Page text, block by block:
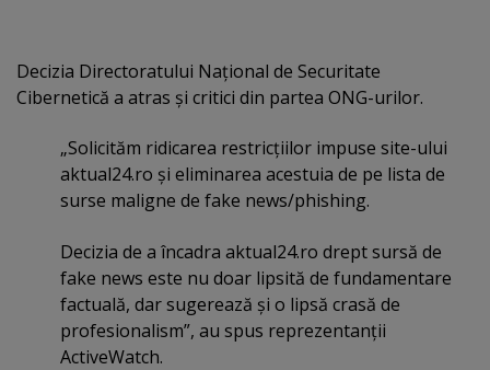
Decizia Directoratului Naţional de Securitate
Cibernetică a atras şi critici din partea ONG-urilor.
„Solicităm ridicarea restricţiilor impuse site-ului
aktual24.ro şi eliminarea acestuia de pe lista de
surse maligne de fake news/phishing.
Decizia de a încadra aktual24.ro drept sursă de
fake news este nu doar lipsită de fundamentare
factuală, dar sugerează şi o lipsă crasă de
profesionalism”, au spus reprezentanţii
ActiveWatch.